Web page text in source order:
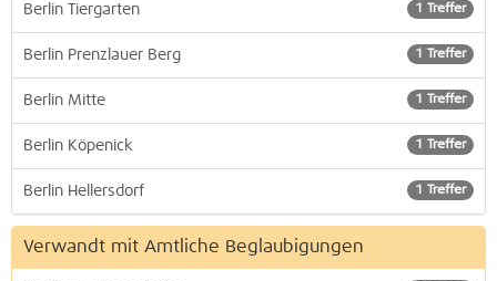
1 Treffer
Berlin Tiergarten
1 Treffer
Berlin Prenzlauer Berg
1 Treffer
Berlin Mitte
1 Treffer
Berlin Köpenick
1 Treffer
Berlin Hellersdorf
Verwandt mit Amtliche Beglaubigungen